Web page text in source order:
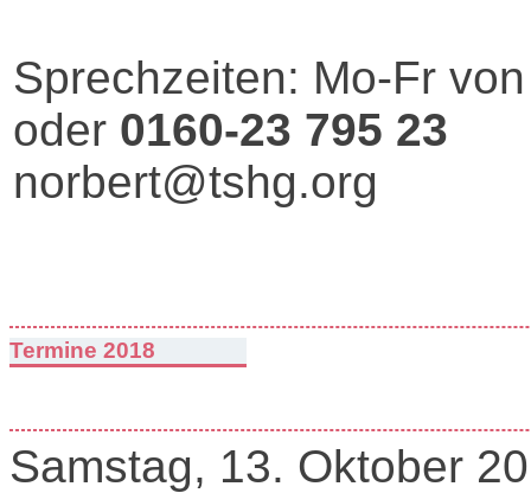
Sprechzeiten: Mo-Fr
oder 0160-23 795 23
norbert@tshg.org
Termine 2018
Samstag, 13. Oktober